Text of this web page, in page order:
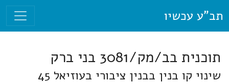
תב"ע עכשיו
תוכנית בב/מק/3081 בני ברק
שינוי קו בנין בבנין ציבורי בעוזיאל 45